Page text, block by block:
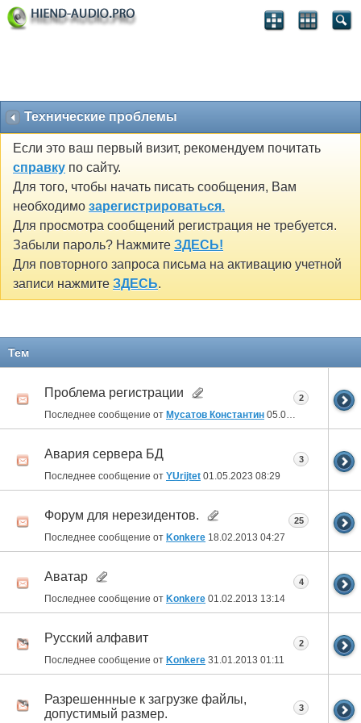
Технические проблемы
Если это ваш первый визит, рекомендуем почитать
справку по сайту.
Для того, чтобы начать писать сообщения, Вам
необходимо зарегистрироваться.
Для просмотра сообщений регистрация не требуется.
Забыли пароль? Нажмите ЗДЕСЬ!
Для повторного запроса письма на активацию учетной
записи нажмите ЗДЕСЬ.
Тем
Проблема регистрации
Последнее сообщение от Мусатов Константин 05.02.2025 22:26
2
Авария сервера БД
Последнее сообщение от YUrijtet 01.05.2023 08:29
3
Форум для нерезидентов.
Последнее сообщение от Konkere 18.02.2013 04:27
25
Аватар
Последнее сообщение от Konkere 01.02.2013 13:14
4
Русский алфавит
Последнее сообщение от Konkere 31.01.2013 01:11
2
Разрешеннные к загрузке файлы,
допустимый размер.
3